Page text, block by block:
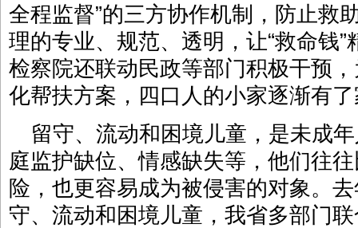
全程监督”的三方协作机制，防止救
理的专业、规范、透明，让“救命钱
检察院还联动民政等部门积极干预
化帮扶方案，四口人的小家逐渐有
留守、流动和困境儿童，是未成
庭监护缺位、情感缺失等，他们往
险，也更容易成为被侵害的对象。
守、流动和困境儿童，我省多部门